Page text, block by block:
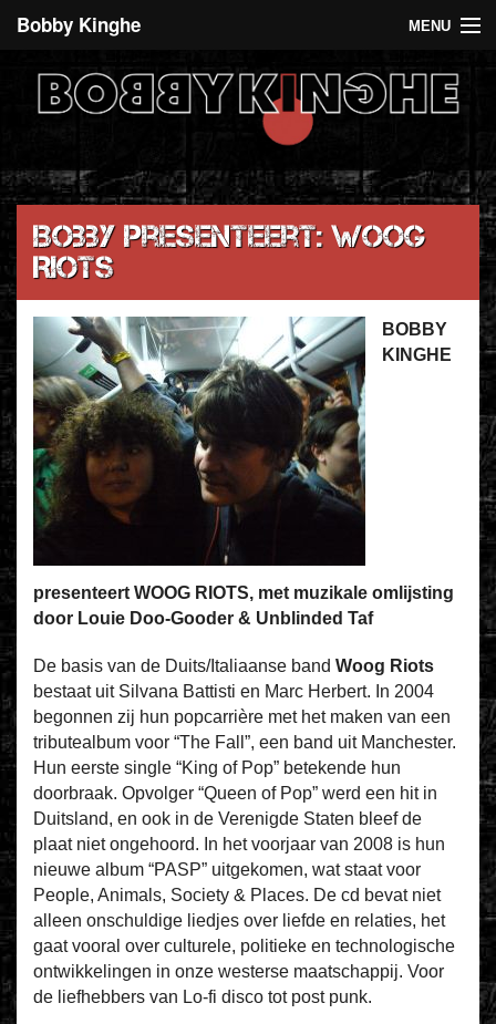
Bobby Kinghe MENU
Recent
De 5 euro club
Over Bobby Kinghe
Contact
Bobby presenteert: Woog
Riots
BOBBY
KINGHE
presenteert WOOG RIOTS, met muzikale omlijsting
door Louie Doo-Gooder & Unblinded Taf
De basis van de Duits/Italiaanse band Woog Riots
bestaat uit Silvana Battisti en Marc Herbert. In 2004
begonnen zij hun popcarrière met het maken van een
tributealbum voor “The Fall”, een band uit Manchester.
Hun eerste single “King of Pop” betekende hun
doorbraak. Opvolger “Queen of Pop” werd een hit in
Duitsland, en ook in de Verenigde Staten bleef de
plaat niet ongehoord. In het voorjaar van 2008 is hun
nieuwe album “PASP” uitgekomen, wat staat voor
People, Animals, Society & Places. De cd bevat niet
alleen onschuldige liedjes over liefde en relaties, het
gaat vooral over culturele, politieke en technologische
ontwikkelingen in onze westerse maatschappij. Voor
de liefhebbers van Lo-fi disco tot post punk.